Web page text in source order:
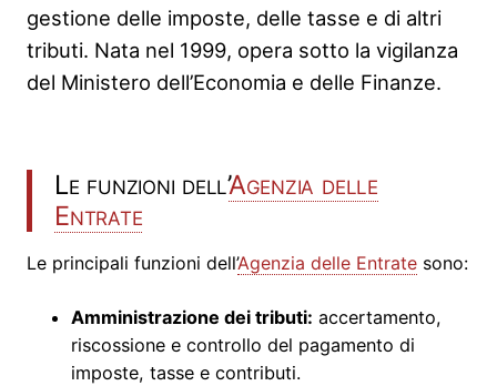
gestione delle imposte, delle tasse e di altri
tributi. Nata nel 1999, opera sotto la vigilanza
del Ministero dell’Economia e delle Finanze.
Le funzioni dell’Agenzia delle
Entrate
Le principali funzioni dell’Agenzia delle Entrate sono:
Amministrazione dei tributi: accertamento,
riscossione e controllo del pagamento di
imposte, tasse e contributi.